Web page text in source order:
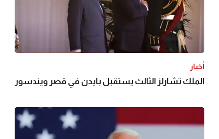
أخبار
الملك تشارلز الثالث يستقبل بايدن في قصر ويندسور